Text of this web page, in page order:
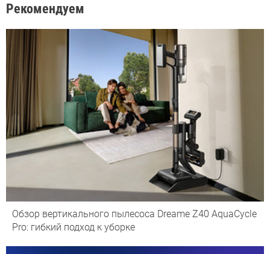
Рекомендуем
Обзор вертикального пылесоса Dreame Z40 AquaCycle
Pro: гибкий подход к уборке